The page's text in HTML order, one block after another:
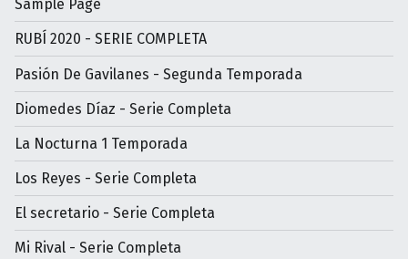
Sample Page
RUBÍ 2020 - SERIE COMPLETA
Pasión De Gavilanes - Segunda Temporada
Diomedes Díaz - Serie Completa
La Nocturna 1 Temporada
Los Reyes - Serie Completa
El secretario - Serie Completa
Mi Rival - Serie Completa